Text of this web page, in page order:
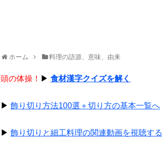
ホーム 料理の語源、意味、由来
頭の体操！ ▶ 食材漢字クイズを解く
▶ 飾り切り方法100選＋切り方の基本一覧へ
▶ 飾り切りと細工料理の関連動画を視聴する